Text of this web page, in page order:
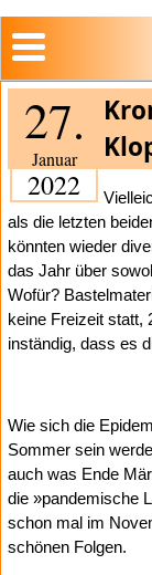
27.
Januar
2022
als die letzten
könnten wieder
das Jahr über
Wofür?
keine Freizeit statt,
inständig, dass es
Wie sich die
Sommer sein
auch was Ende
die »pandemische
schon mal im
schönen Folgen.